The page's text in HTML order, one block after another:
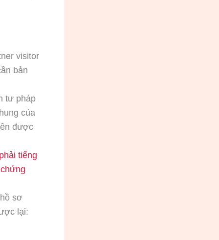
visitor
bản
tư pháp
của
được
tiếng
sơ
lại: